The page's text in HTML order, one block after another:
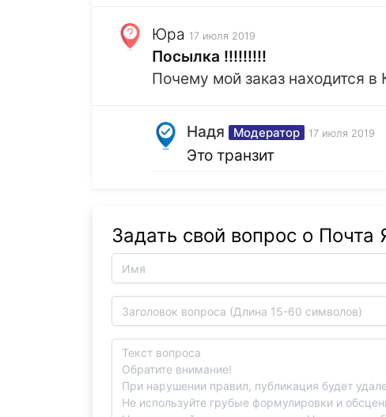
Юра 17 июля 2019
Посылка !!!!!!!!!
Почему мой заказ находится в
Надя Модератор 17 июля 2019
Это транзит
Задать свой вопрос о Почта